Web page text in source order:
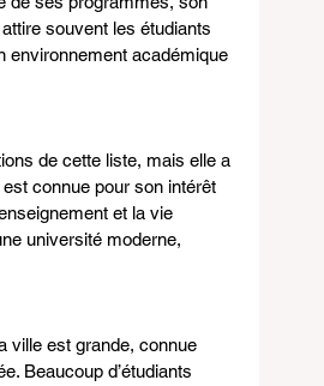
souvent les étudiants
environnement académique
de cette liste, mais elle a
connue pour son intérêt
et la vie
université moderne,
ville est grande, connue
Beaucoup d’étudiants